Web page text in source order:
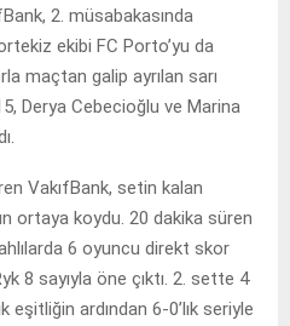
2. müsabakasında
ekibi FC Porto’yu da
maçtan galip ayrılan sarı
Derya Cebecioğlu ve Marina
VakıfBank, setin kalan
ortaya koydu. 20 dakika süren
6 oyuncu direkt skor
8 sayıyla öne çıktı. 2. sette 4
eşitliğin ardından 6-0’lık seriyle